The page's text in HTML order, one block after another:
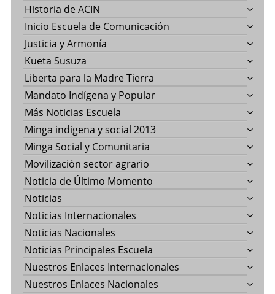
Historia de ACIN
Inicio Escuela de Comunicación
Justicia y Armonía
Kueta Susuza
Liberta para la Madre Tierra
Mandato Indígena y Popular
Más Noticias Escuela
Minga indigena y social 2013
Minga Social y Comunitaria
Movilización sector agrario
Noticia de Último Momento
Noticias
Noticias Internacionales
Noticias Nacionales
Noticias Principales Escuela
Nuestros Enlaces Internacionales
Nuestros Enlaces Nacionales